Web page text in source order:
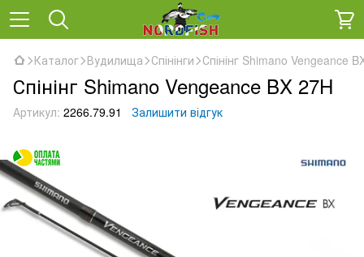
Каталог Вудилища Спінінги Спінінг Shimano Vengeance
Спінінг Shimano Vengeance BX 27H
Артикул: 2266.79.91 Залишити відгук